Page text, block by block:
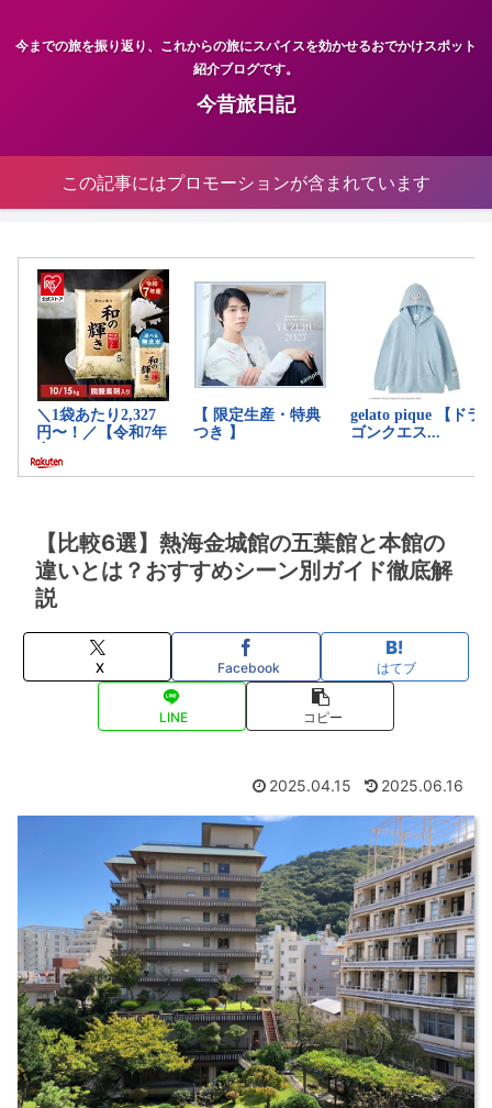
今までの旅を振り返り、これからの旅にスパイスを効かせるおでかけスポット
紹介ブログです。
今昔旅日記
この記事にはプロモーションが含まれています
【比較6選】熱海金城館の五葉館と本館の
違いとは？おすすめシーン別ガイド徹底解
説
X Facebook はてブ
LINE コピー
2025.04.15 2025.06.16